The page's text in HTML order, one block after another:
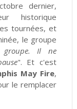
dernier,
historique
tournées, et
le groupe
Il ne
". Et c'est
May Fire,
le remplacer